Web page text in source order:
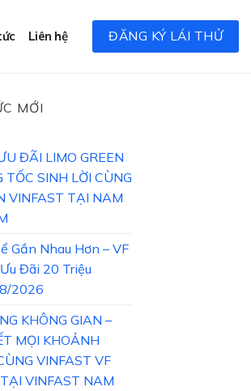
Liên hệ ĐĂNG KÝ LÁI THỬ
MỚI
ĐÃI LIMO GREEN
TỐC SINH LỜI CÙNG
VINFAST TẠI NAM
Gần Nhau Hơn – VF
Đãi 20 Triệu
2026
KHÔNG GIAN –
MỌI KHOẢNH
VINFAST VF
VINFAST NAM